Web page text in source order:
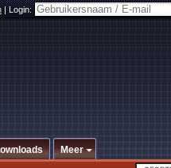
|Login:
Meer